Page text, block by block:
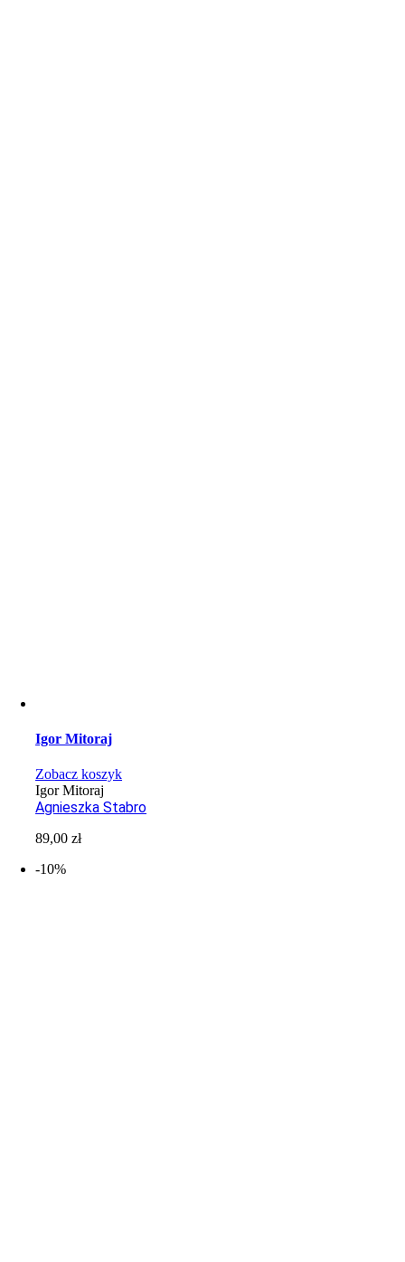
Igor Mitoraj
Zobacz koszyk
Igor Mitoraj
Agnieszka Stabro
89,00zł
-10%